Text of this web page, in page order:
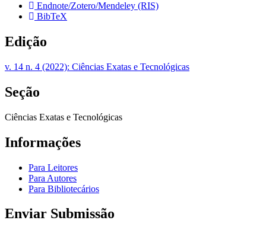
Endnote/Zotero/Mendeley (RIS)
BibTeX
Edição
v. 14 n. 4 (2022): Ciências Exatas e Tecnológicas
Seção
Ciências Exatas e Tecnológicas
Informações
Para Leitores
Para Autores
Para Bibliotecários
Enviar Submissão